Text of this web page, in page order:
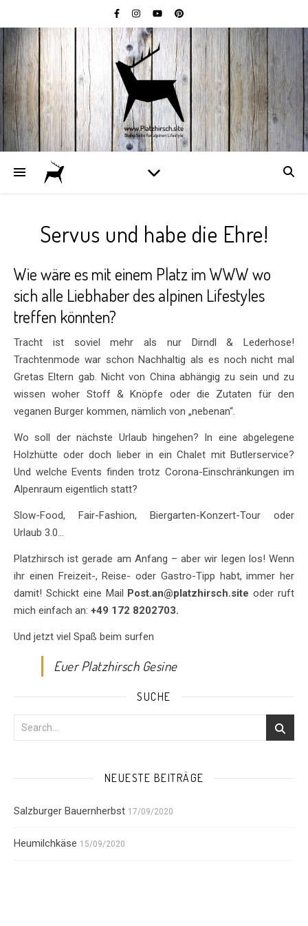
Servus und habe die Ehre!
Wie wäre es mit einem Platz im WWW wo
sich alle Liebhaber des alpinen Lifestyles
treffen könnten?
Tracht ist soviel mehr als nur Dirndl & Lederhose!
Trachtenmode war schon Nachhaltig als es noch nicht mal
Gretas Eltern gab. Nicht von China abhängig zu sein und zu
wissen woher Stoff & Knöpfe oder die Zutaten für den
veganen Burger kommen, nämlich von „nebenan“.
Wo soll der nächste Urlaub hingehen? In eine abgelegene
Holzhütte oder doch lieber in ein Chalet mit Butlerservice?
Und welche Events finden trotz Corona-Einschränkungen im
Alpenraum eigentlich statt?
Slow-Food, Fair-Fashion, Biergarten-Konzert-Tour oder
Urlaub 3.0…
Platzhirsch ist gerade am Anfang – aber wir legen los! Wenn
ihr einen Freizeit-, Reise- oder Gastro-Tipp habt, immer her
damit! Schickt eine Mail Post.an@platzhirsch.site oder ruft
mich einfach an: +49 172 8202703.
Und jetzt viel Spaß beim surfen
Euer Platzhirsch Gesine
SUCHE
NEUESTE BEITRÄGE
Salzburger Bauernherbst 17/09/2020
Heumilchkäse 15/09/2020